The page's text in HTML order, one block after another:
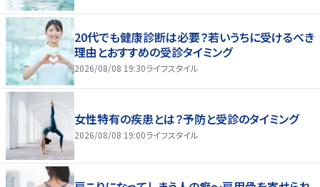
20代でも健康診断は必要？若いうちに受けるべき
理由とおすすめの受診タイミング
2026/08/08 19:30ライフスタイル
女性特有の疾患とは？予防と受診のタイミング
2026/08/08 19:00ライフスタイル